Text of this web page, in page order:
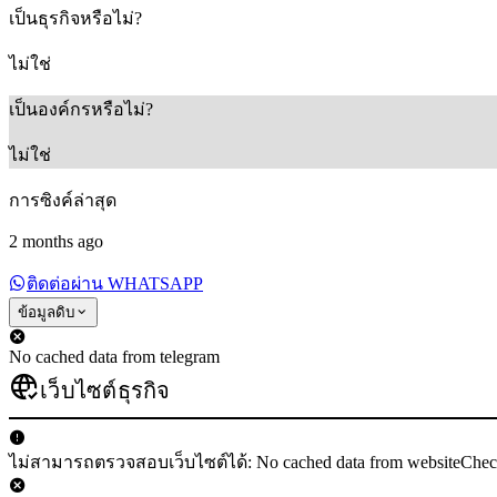
เป็นธุรกิจหรือไม่?
ไม่ใช่
เป็นองค์กรหรือไม่?
ไม่ใช่
การซิงค์ล่าสุด
2 months ago
ติดต่อผ่าน WHATSAPP
ข้อมูลดิบ
No cached data from telegram
เว็บไซต์ธุรกิจ
ไม่สามารถตรวจสอบเว็บไซต์ได้: No cached data from